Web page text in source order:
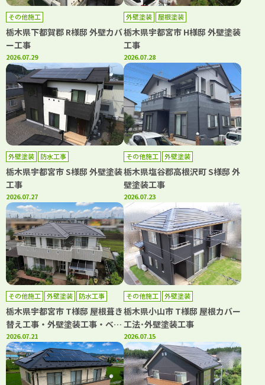
その他施工
栃木県下都賀郡 R様邸 外壁カバ
ー工事
2026.07.29
外壁塗装 屋根塗装
栃木県宇都宮市 H様邸 外壁塗装
工事
2026.07.28
外壁塗装 防水工事
栃木県宇都宮市 S様邸 外壁塗装
工事
2026.07.27
その他施工 外壁塗装
栃木県塩谷郡高根沢町 S様邸 外
壁塗装工事
2026.07.23
その他施工 外壁塗装 防水工事
栃木県宇都宮市 T様邸 屋根葺き
替え工事・外壁塗装工事・ベラ
ンダシート防水工事
2026.07.21
その他施工 外壁塗装
栃木県小山市 T様邸 屋根カバー
工法･外壁塗装工事
2026.07.15